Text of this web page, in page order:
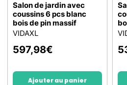
Salon de jardin avec
coussins 6 pcs blanc
bois de pin massif
VIDAXL
597,98€
Ajouter au panier